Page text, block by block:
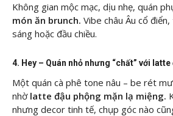
Không gian mộc mạc, dịu nhẹ, quán
món ăn brunch. Vibe châu Âu cổ
sáng hoặc đầu chiều.
4. Hey – Quán nhỏ nhưng “chất” với
Một quán cà phê tone nâu – be rét
nhờ latte đậu phộng mặn lạ miệng.
nhưng decor tinh tế, chụp góc nào